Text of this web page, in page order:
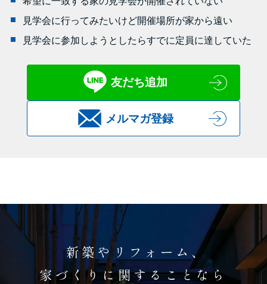
見学会に行ってみたいけど開催場所が家から遠い
見学会に参加しようとしたらすでに定員に達していた
友だち追加
メルマガ登録
新築やリフォーム、
家づくりに関することなら